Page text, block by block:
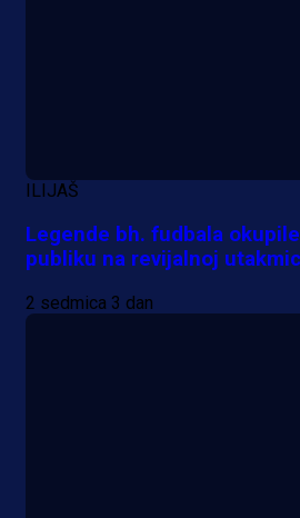
ILIJAŠ
Legende bh. fudbala
publiku na revijalnoj
2 sedmica 3 dan